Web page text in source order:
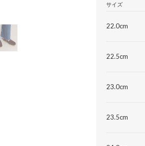
サイズ
22.0cm
22.5cm
23.0cm
23.5cm